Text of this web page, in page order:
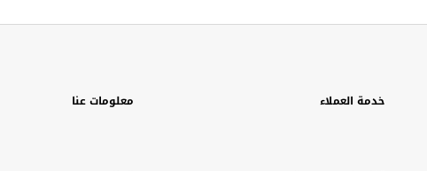
خدمة العملاء معلومات عنا